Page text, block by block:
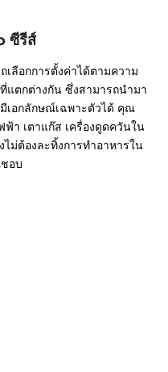
ซีรีส์
ลือกการตั้งค่าได้ตามความ
แตกต่างกัน ซึ่งสามารถนำมา
เอกลักษณ์เฉพาะตัวได้ คุณ
ฟ้า เตาแก๊ส เครื่องดูดควันใน
ม่ต้องละทิ้งการทำอาหารใน
อบ